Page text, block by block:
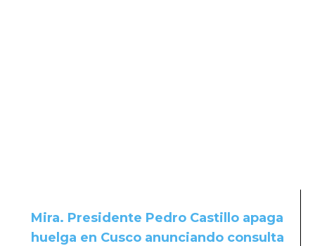
Mira. Presidente Pedro Castillo apaga
huelga en Cusco anunciando consulta